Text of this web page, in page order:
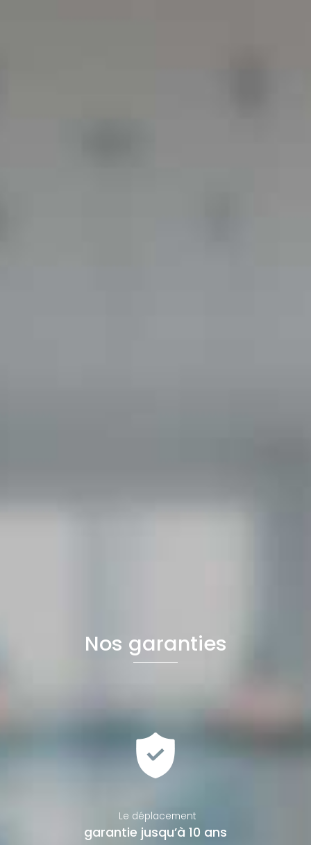
Nos garanties
Le déplacement
garantie jusqu’à 10 ans